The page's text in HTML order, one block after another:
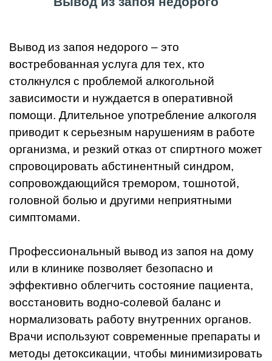
Вывод из запоя недорого – это
востребованная услуга для тех, кто
столкнулся с проблемой алкогольной
зависимости и нуждается в оперативной
помощи. Длительное употребление алкоголя
приводит к серьезным нарушениям в работе
организма, и резкий отказ от спиртного может
спровоцировать абстинентный синдром,
сопровождающийся тремором, тошнотой,
головной болью и другими неприятными
симптомами.
Профессиональный вывод из запоя на дому
или в клинике позволяет безопасно и
эффективно облегчить состояние пациента,
восстановить водно-солевой баланс и
нормализовать работу внутренних органов.
Врачи используют современные препараты и
методы детоксикации, чтобы минимизировать